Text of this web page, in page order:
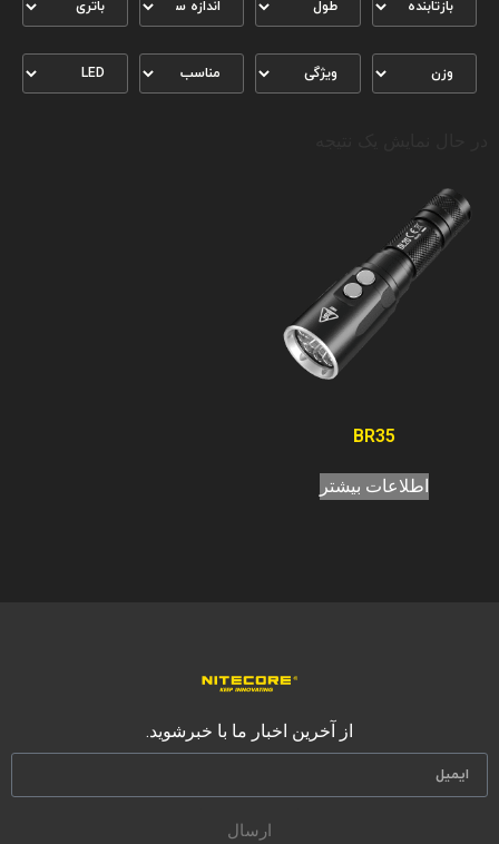
BR35
اطلاعات بیشتر
از آخرین اخبار ما با خبرشوید.
ارسال